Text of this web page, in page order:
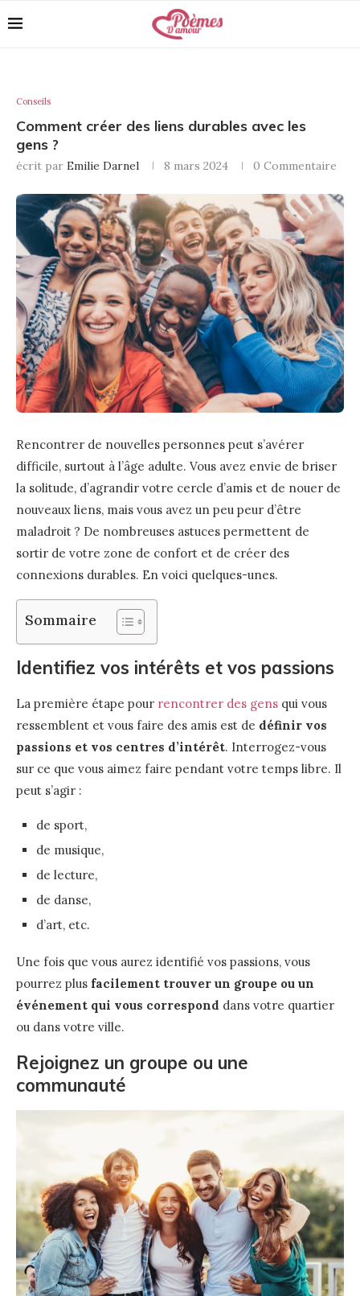
Conseils
Comment créer des liens durables avec les
gens ?
écrit par Emilie Darnel 8 mars 2024 0 Commentaire
Rencontrer de nouvelles personnes peut s’avérer
difficile, surtout à l’âge adulte. Vous avez envie de briser
la solitude, d’agrandir votre cercle d’amis et de nouer de
nouveaux liens, mais vous avez un peu peur d’être
maladroit ? De nombreuses astuces permettent de
sortir de votre zone de confort et de créer des
connexions durables. En voici quelques-unes.
Sommaire
Identifiez vos intérêts et vos passions
La première étape pour rencontrer des gens qui vous
ressemblent et vous faire des amis est de définir vos
passions et vos centres d’intérêt. Interrogez-vous
sur ce que vous aimez faire pendant votre temps libre. Il
peut s’agir :
de sport,
de musique,
de lecture,
de danse,
d’art, etc.
Une fois que vous aurez identifié vos passions, vous
pourrez plus facilement trouver un groupe ou un
événement qui vous correspond dans votre quartier
ou dans votre ville.
Rejoignez un groupe ou une
communauté